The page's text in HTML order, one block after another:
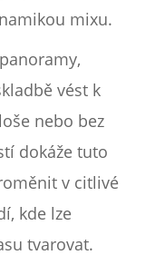
mixu.
vést k
nebo bez
dokáže tuto
v citlivé
kde lze
tvarovat.